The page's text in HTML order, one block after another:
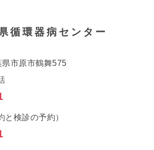
循環器病センター
市原市鶴舞575
と検診の予約）